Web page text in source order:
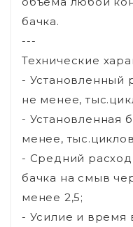
бачка.
---
Технические
- Установленный
не менее,
- Установленная
менее,
- Средний
бачка на смыв
менее 2,5;
- Усилие и время